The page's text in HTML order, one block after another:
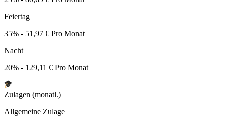
Feiertag
35% - 51,97 € Pro Monat
Nacht
20% - 129,11 € Pro Monat
Zulagen (monatl.)
Allgemeine Zulage